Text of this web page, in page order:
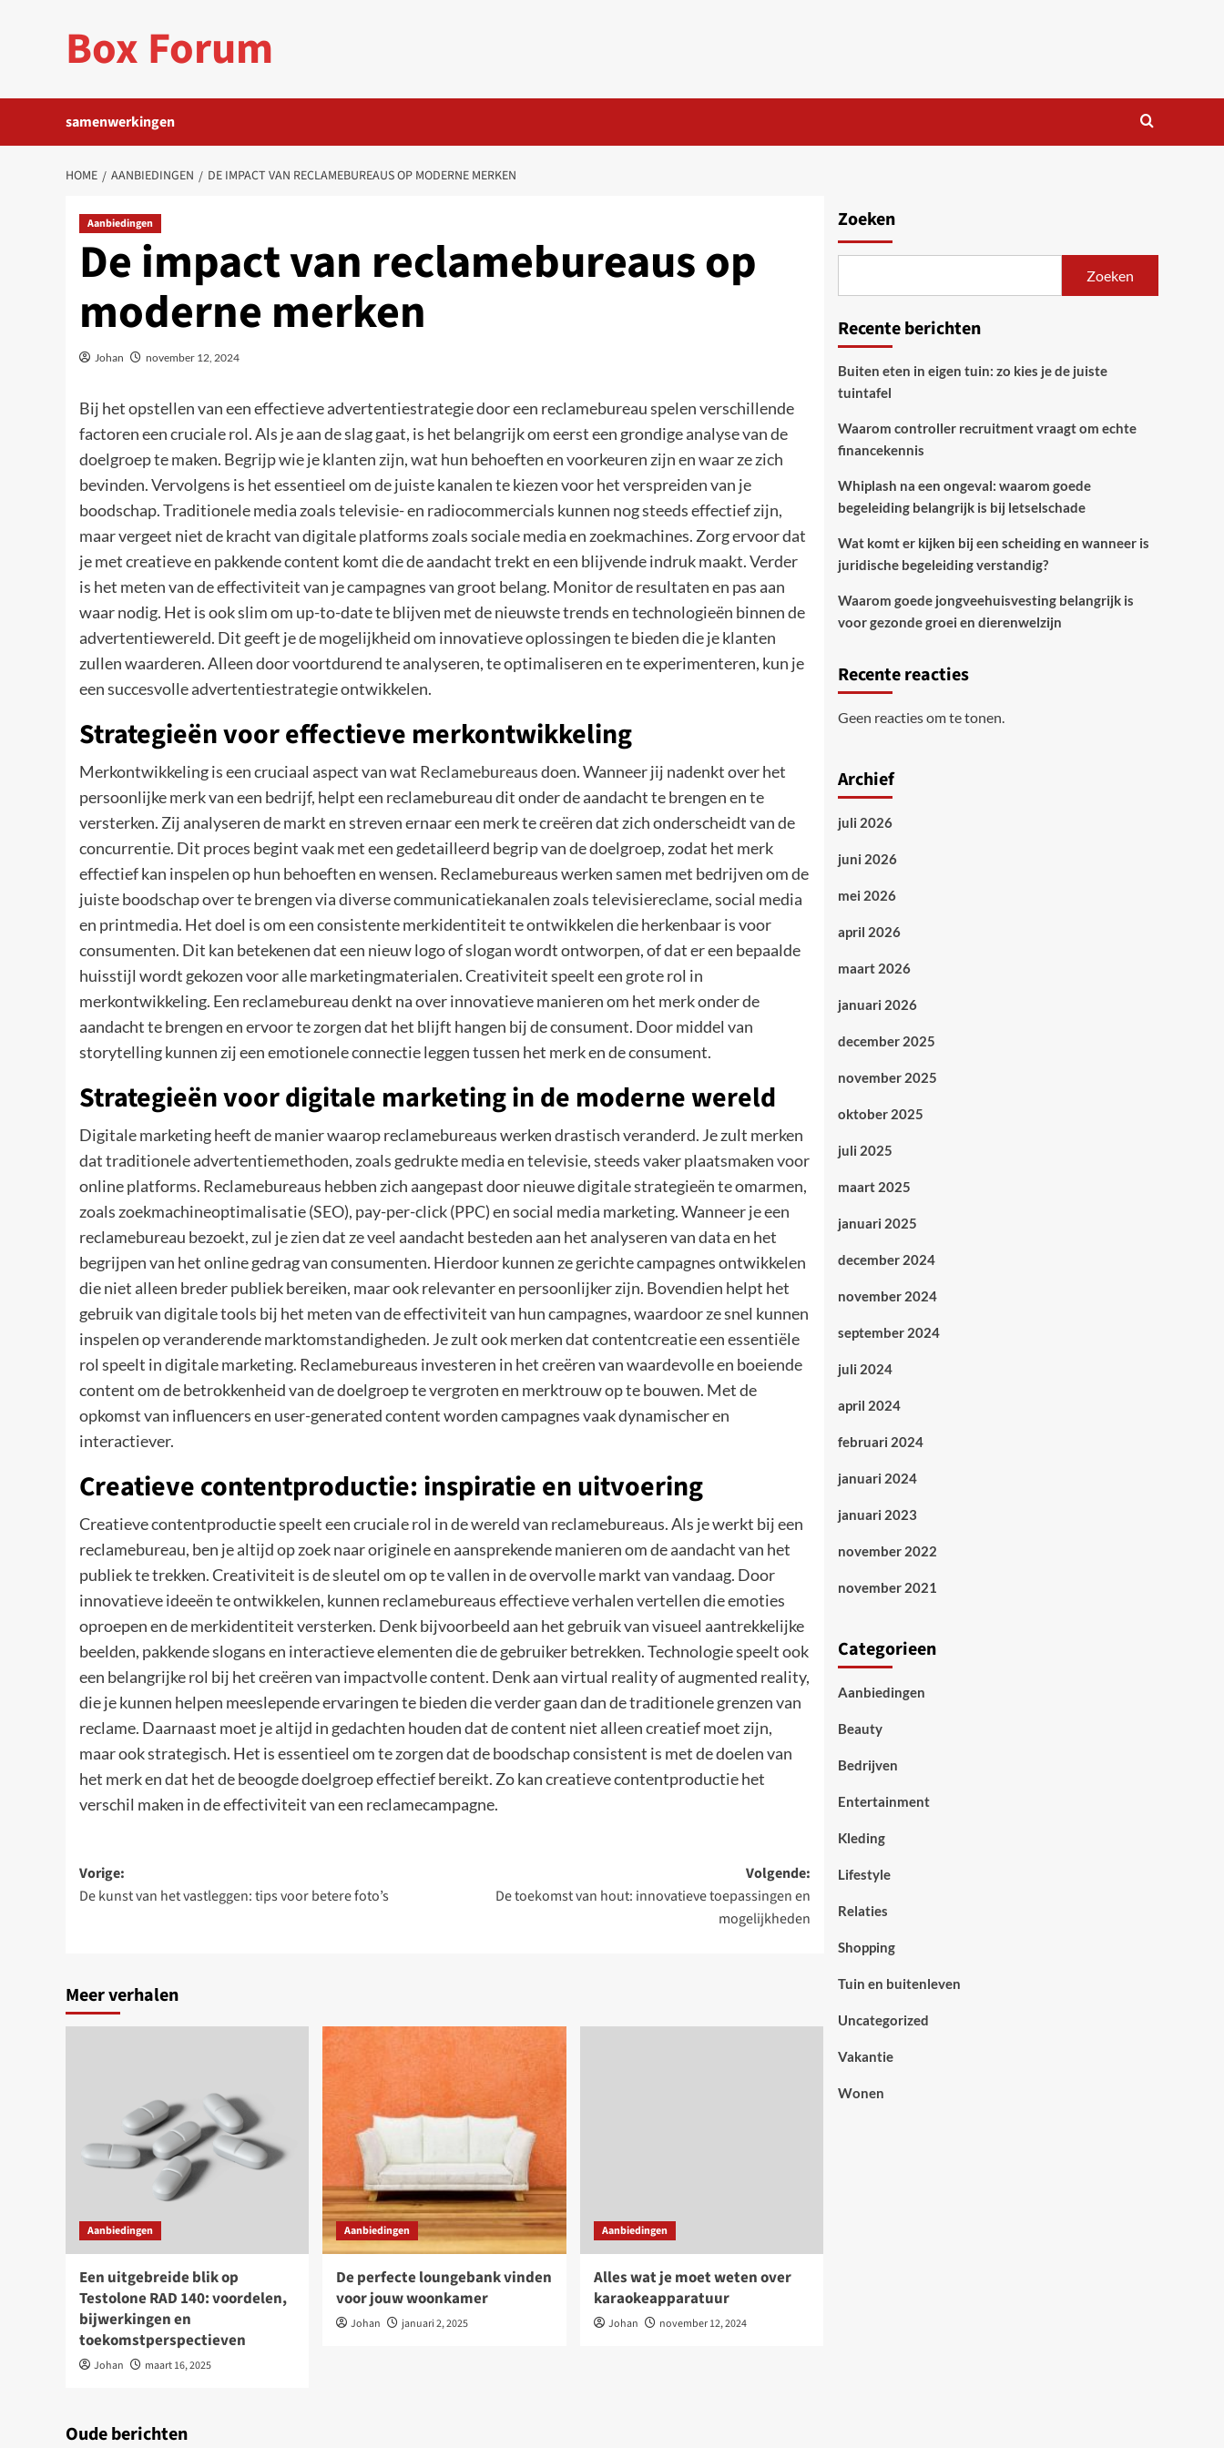
Box Forum
samenwerkingen
HOME AANBIEDINGEN DE IMPACT VAN RECLAMEBUREAUS OP MODERNE MERKEN
Aanbiedingen
De impact van reclamebureaus op
moderne merken
Johan november 12, 2024
Bij het opstellen van een effectieve advertentiestrategie door een reclamebureau spelen verschillende
factoren een cruciale rol. Als je aan de slag gaat, is het belangrijk om eerst een grondige analyse van de
doelgroep te maken. Begrijp wie je klanten zijn, wat hun behoeften en voorkeuren zijn en waar ze zich
bevinden. Vervolgens is het essentieel om de juiste kanalen te kiezen voor het verspreiden van je
boodschap. Traditionele media zoals televisie- en radiocommercials kunnen nog steeds effectief zijn,
maar vergeet niet de kracht van digitale platforms zoals sociale media en zoekmachines. Zorg ervoor dat
je met creatieve en pakkende content komt die de aandacht trekt en een blijvende indruk maakt. Verder
is het meten van de effectiviteit van je campagnes van groot belang. Monitor de resultaten en pas aan
waar nodig. Het is ook slim om up-to-date te blijven met de nieuwste trends en technologieën binnen de
advertentiewereld. Dit geeft je de mogelijkheid om innovatieve oplossingen te bieden die je klanten
zullen waarderen. Alleen door voortdurend te analyseren, te optimaliseren en te experimenteren, kun je
een succesvolle advertentiestrategie ontwikkelen.
Strategieën voor effectieve merkontwikkeling
Merkontwikkeling is een cruciaal aspect van wat Reclamebureausdoen. Wanneer jij nadenkt over het
persoonlijke merk van een bedrijf, helpt een reclamebureau dit onder de aandacht te brengen en te
versterken. Zij analyseren de markt en streven ernaar een merk te creëren dat zich onderscheidt van de
concurrentie. Dit proces begint vaak met een gedetailleerd begrip van de doelgroep, zodat het merk
effectief kan inspelen op hun behoeften en wensen. Reclamebureaus werken samen met bedrijven om de
juiste boodschap over te brengen via diverse communicatiekanalen zoals televisiereclame, social media
en printmedia. Het doel is om een consistente merkidentiteit te ontwikkelen die herkenbaar is voor
consumenten. Dit kan betekenen dat een nieuw logo of slogan wordt ontworpen, of dat er een bepaalde
huisstijl wordt gekozen voor alle marketingmaterialen. Creativiteit speelt een grote rol in
merkontwikkeling. Een reclamebureau denkt na over innovatieve manieren om het merk onder de
aandacht te brengen en ervoor te zorgen dat het blijft hangen bij de consument. Door middel van
storytelling kunnen zij een emotionele connectie leggen tussen het merk en de consument.
Strategieën voor digitale marketing in de moderne wereld
Digitale marketing heeft de manier waarop reclamebureaus werken drastisch veranderd. Je zult merken
dat traditionele advertentiemethoden, zoals gedrukte media en televisie, steeds vaker plaatsmaken voor
online platforms. Reclamebureaus hebben zich aangepast door nieuwe digitale strategieën te omarmen,
zoals zoekmachineoptimalisatie (SEO), pay-per-click (PPC) en social media marketing. Wanneer je een
reclamebureau bezoekt, zul je zien dat ze veel aandacht besteden aan het analyseren van data en het
begrijpen van het online gedrag van consumenten. Hierdoor kunnen ze gerichte campagnes ontwikkelen
die niet alleen breder publiek bereiken, maar ook relevanter en persoonlijker zijn. Bovendien helpt het
gebruik van digitale tools bij het meten van de effectiviteit van hun campagnes, waardoor ze snel kunnen
inspelen op veranderende marktomstandigheden. Je zult ook merken dat contentcreatie een essentiële
rol speelt in digitale marketing. Reclamebureaus investeren in het creëren van waardevolle en boeiende
content om de betrokkenheid van de doelgroep te vergroten en merktrouw op te bouwen. Met de
opkomst van influencers en user-generated content worden campagnes vaak dynamischer en
interactiever.
Creatieve contentproductie: inspiratie en uitvoering
Creatieve contentproductie speelt een cruciale rol in de wereld van reclamebureaus. Als je werkt bij een
reclamebureau, ben je altijd op zoek naar originele en aansprekende manieren om de aandacht van het
publiek te trekken. Creativiteit is de sleutel om op te vallen in de overvolle markt van vandaag. Door
innovatieve ideeën te ontwikkelen, kunnen reclamebureaus effectieve verhalen vertellen die emoties
oproepen en de merkidentiteit versterken. Denk bijvoorbeeld aan het gebruik van visueel aantrekkelijke
beelden, pakkende slogans en interactieve elementen die de gebruiker betrekken. Technologie speelt ook
een belangrijke rol bij het creëren van impactvolle content. Denk aan virtual reality of augmented reality,
die je kunnen helpen meeslepende ervaringen te bieden die verder gaan dan de traditionele grenzen van
reclame. Daarnaast moet je altijd in gedachten houden dat de content niet alleen creatief moet zijn,
maar ook strategisch. Het is essentieel om te zorgen dat de boodschap consistent is met de doelen van
het merk en dat het de beoogde doelgroep effectief bereikt. Zo kan creatieve contentproductie het
verschil maken in de effectiviteit van een reclamecampagne.
Bericht
navigatie
Vorige:
De kunst van het vastleggen: tips voor betere foto’s
Volgende:
De toekomst van hout: innovatieve toepassingen en
mogelijkheden
Meer verhalen
Aanbiedingen
Een uitgebreide blik op
Testolone RAD 140: voordelen,
bijwerkingen en
toekomstperspectieven
Johan maart 16, 2025
Aanbiedingen
De perfecte loungebank vinden
voor jouw woonkamer
Johan januari 2, 2025
Aanbiedingen
Alles wat je moet weten over
karaokeapparatuur
Johan november 12, 2024
Zoeken
Zoeken
Recente berichten
Buiten eten in eigen tuin: zo kies je de juiste
tuintafel
Waarom controller recruitment vraagt om echte
financekennis
Whiplash na een ongeval: waarom goede
begeleiding belangrijk is bij letselschade
Wat komt er kijken bij een scheiding en wanneer is
juridische begeleiding verstandig?
Waarom goede jongveehuisvesting belangrijk is
voor gezonde groei en dierenwelzijn
Recente reacties
Geen reacties om te tonen.
Archief
juli 2026
juni 2026
mei 2026
april 2026
maart 2026
januari 2026
december 2025
november 2025
oktober 2025
juli 2025
maart 2025
januari 2025
december 2024
november 2024
september 2024
juli 2024
april 2024
februari 2024
januari 2024
januari 2023
november 2022
november 2021
Categorieen
Aanbiedingen
Beauty
Bedrijven
Entertainment
Kleding
Lifestyle
Relaties
Shopping
Tuin en buitenleven
Uncategorized
Vakantie
Wonen
Oude berichten